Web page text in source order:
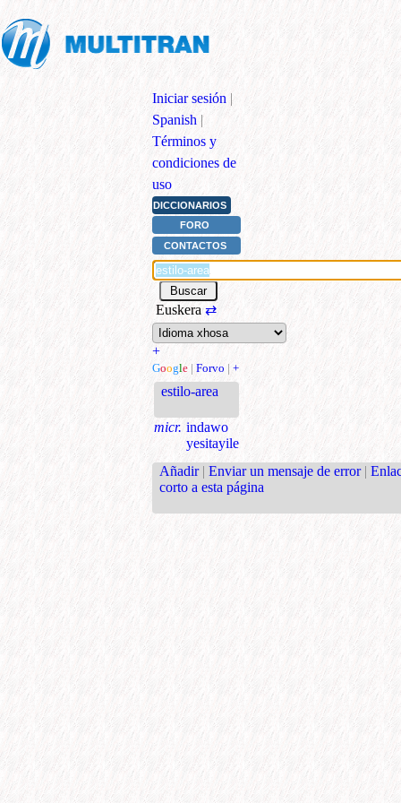
Iniciar sesión |
Spanish |
Términos y
condiciones de
uso
DICCIONARIOS
FORO
CONTACTOS
Euskera ⇄
+
Google | Forvo | +
estilo-area
micr. indawo
yesitayile
Añadir | Enviar un mensaje de error |
corto a esta página